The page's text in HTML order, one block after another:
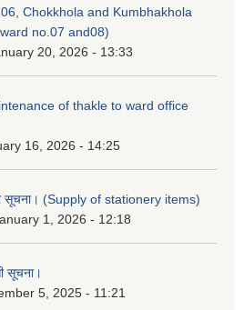
Chokkhola and Kumbhakhola
no.07 and08)
20, 2026 - 13:33
of thakle to ward office
16, 2026 - 14:25
सूचना। (Supply of stationery items)
1, 2026 - 12:18
सूचना।
5, 2025 - 11:21